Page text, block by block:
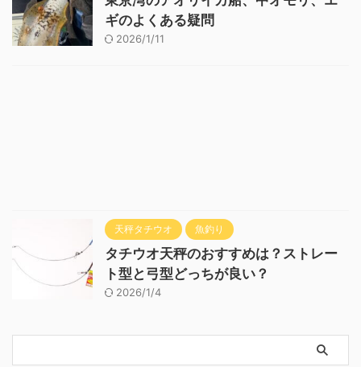
ギのよくある疑問
2026/1/11
天秤タチウオ 魚釣り
タチウオ天秤のおすすめは？ストレー
ト型と弓型どっちが良い？
2026/1/4